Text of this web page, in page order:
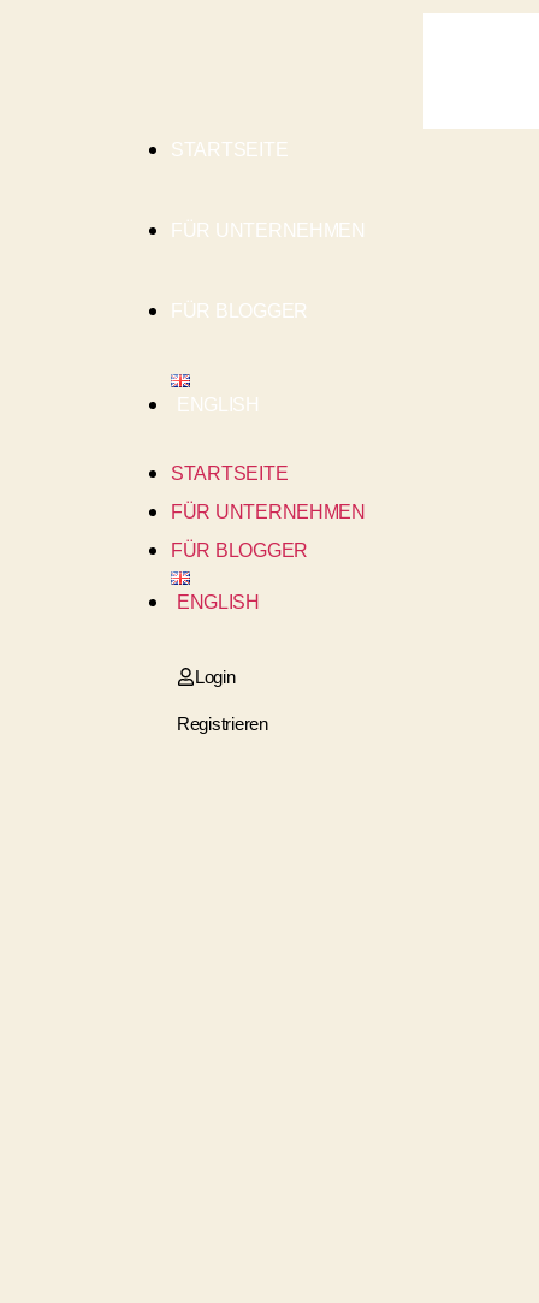
STARTSEITE
FÜR UNTERNEHMEN
FÜR BLOGGER
ENGLISH
STARTSEITE
FÜR UNTERNEHMEN
FÜR BLOGGER
ENGLISH
Login
Registrieren